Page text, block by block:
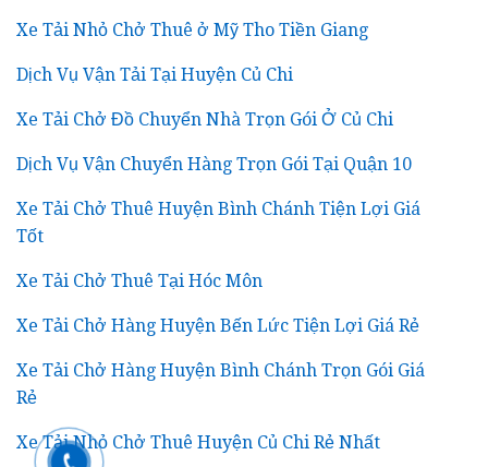
Xe Tải Nhỏ Chở Thuê ở Mỹ Tho Tiền Giang
Dịch Vụ Vận Tải Tại Huyện Củ Chi
Xe Tải Chở Đồ Chuyển Nhà Trọn Gói Ở Củ Chi
Dịch Vụ Vận Chuyển Hàng Trọn Gói Tại Quận 10
Xe Tải Chở Thuê Huyện Bình Chánh Tiện Lợi Giá
Tốt
Xe Tải Chở Thuê Tại Hóc Môn
Xe Tải Chở Hàng Huyện Bến Lức Tiện Lợi Giá Rẻ
Xe Tải Chở Hàng Huyện Bình Chánh Trọn Gói Giá
Rẻ
Xe Tải Nhỏ Chở Thuê Huyện Củ Chi Rẻ Nhất